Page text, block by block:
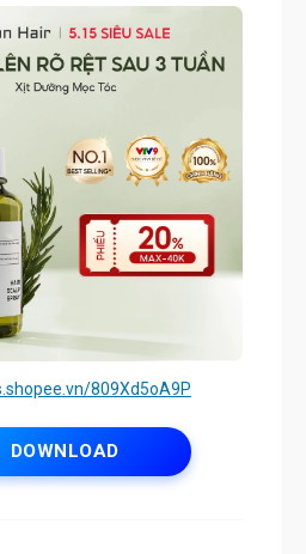
809Xd5oA9P
DOWNLOAD